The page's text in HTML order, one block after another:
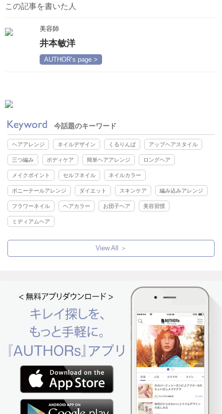
この記事を書いた人
美容師
井本敏洋
AUTHOR’s page >
今話題のキーワード
ヘアアレンジ ネイルデザイン くるりんぱ アップヘアスタイル
三つ編み ボディケア 簡単ヘアアレンジ ロングヘア
メイクポイント セルフネイル ネイルカラー
ポニーテールアレンジ ダイエット スキンケア 編み込みアレンジ
フラワーネイル ヘアカラー お団子ヘア 美容習慣
ミディアムヘア
View All ＞